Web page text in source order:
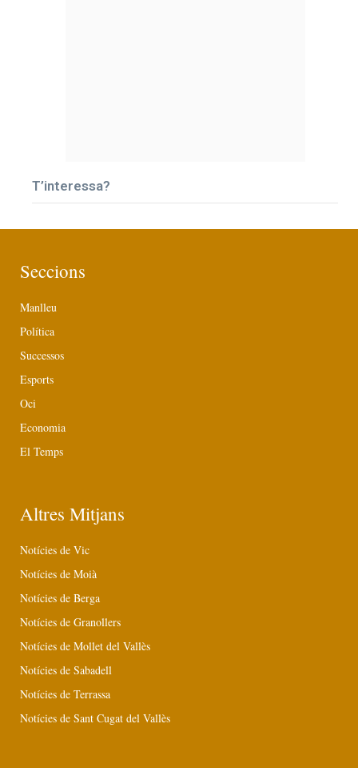
T’interessa?
Seccions
Manlleu
Política
Successos
Esports
Oci
Economia
El Temps
Altres Mitjans
Notícies de Vic
Notícies de Moià
Notícies de Berga
Notícies de Granollers
Notícies de Mollet del Vallès
Notícies de Sabadell
Notícies de Terrassa
Notícies de Sant Cugat del Vallès